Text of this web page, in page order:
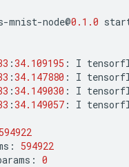
-mnist-node@0.1.0
:34.109195 : I
:34.147880 : I
:34.149030 : I
:34.149057 : I
594922
:
594922
: 0